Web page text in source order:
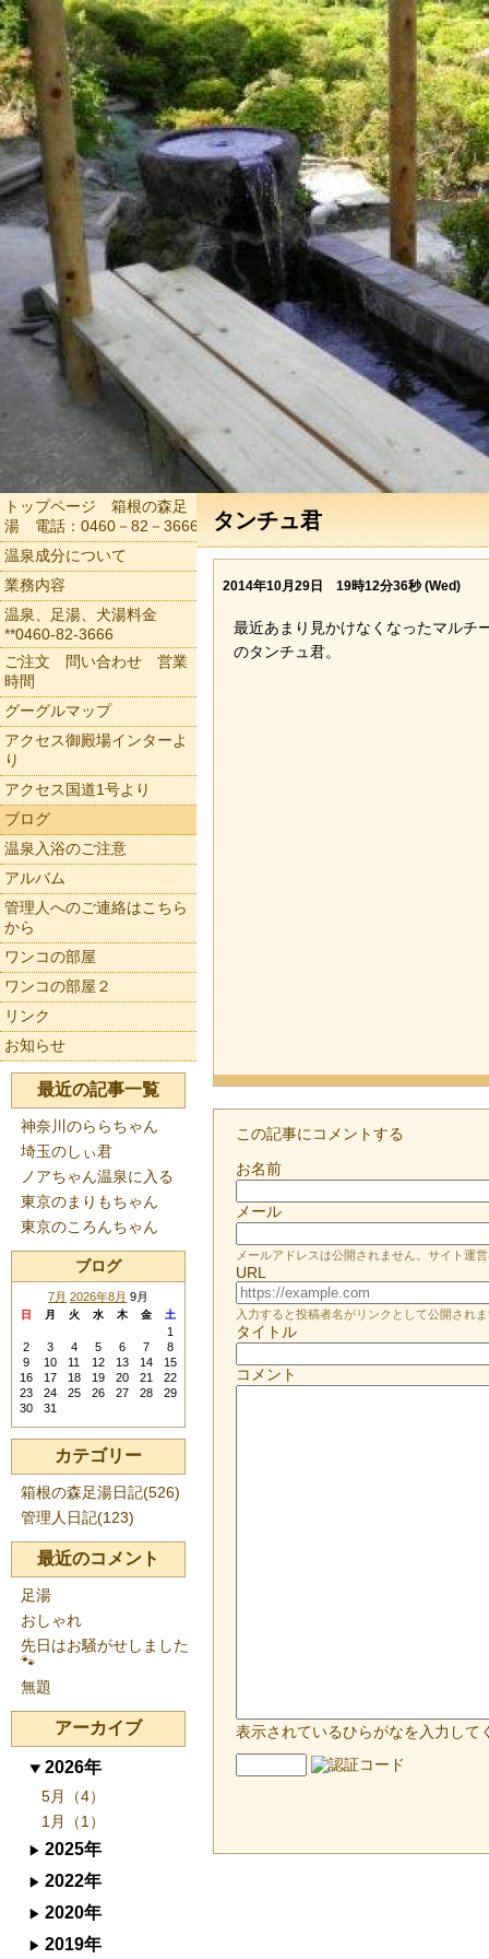
タンチュ君
2014年10月29日 19時12分36秒 (Wed)
最近あまり見かけなくなったマルチ
のタンチュ君。
この記事にコメントする
お名前
メール
メールアドレスは公開されません。サイト運
URL
入力すると投稿者名がリンクとして公開され
タイトル
コメント
表示されているひらがなを入力して
トップページ 箱根の森足
湯 電話：0460－82－3666
温泉成分について
業務内容
温泉、足湯、犬湯料金
**0460-82-3666
ご注文 問い合わせ 営業
時間
グーグルマップ
アクセス御殿場インターよ
り
アクセス国道1号より
ブログ
温泉入浴のご注意
アルバム
管理人へのご連絡はこちら
から
ワンコの部屋
ワンコの部屋２
リンク
お知らせ
最近の記事一覧
神奈川のららちゃん
埼玉のしぃ君
ノアちゃん温泉に入る
東京のまりもちゃん
東京のころんちゃん
ブログ
7月 2026年8月 9月
日 月 火 水 木 金 土
1
2
3 4 5 6 7
8
9
10 11 12 13 14
15
16
17 18 19 20 21
22
23
24 25 26 27 28
29
30
31
カテゴリー
箱根の森足湯日記(526)
管理人日記(123)
最近のコメント
足湯
おしゃれ
先日はお騒がせしました
🐾
無題
アーカイブ
2026年
5月（4）
1月（1）
2025年
2022年
2020年
2019年